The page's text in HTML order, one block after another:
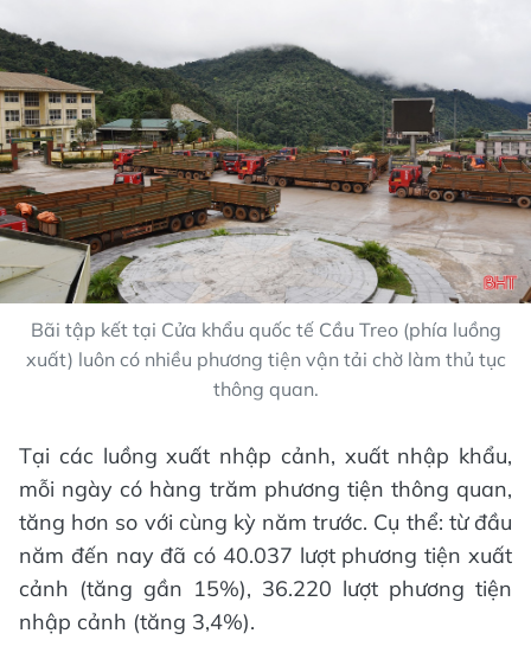
Bãi tập kết tại Cửa khẩu quốc tế Cầu Treo (phía luồng
xuất) luôn có nhiều phương tiện vận tải chờ làm thủ tục
thông quan.
Tại các luồng xuất nhập cảnh, xuất nhập khẩu,
mỗi ngày có hàng trăm phương tiện thông quan,
tăng hơn so với cùng kỳ năm trước. Cụ thể: từ đầu
năm đến nay đã có 40.037 lượt phương tiện xuất
cảnh (tăng gần 15%), 36.220 lượt phương tiện
nhập cảnh (tăng 3,4%).